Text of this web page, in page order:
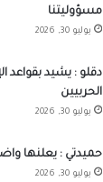
مسؤوليتنا
يوليو 30, 2026
دقلو : يشيد بقواعد
الحربيين
يوليو 30, 2026
حميدتي : يعلنها
يوليو 30, 2026